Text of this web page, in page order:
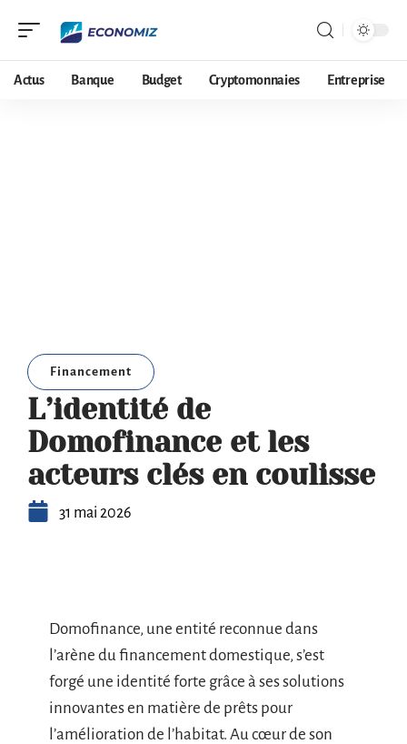
Actus Banque Budget Cryptomonnaies Entreprise
Financement
L’identité de
Domofinance et les
acteurs clés en coulisse
31 mai 2026
Domofinance, une entité reconnue dans
l’arène du financement domestique, s’est
forgé une identité forte grâce à ses solutions
innovantes en matière de prêts pour
l’amélioration de l’habitat. Au cœur de son